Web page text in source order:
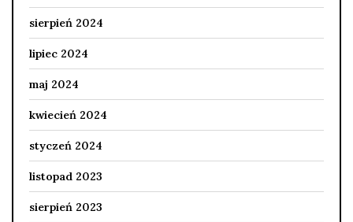
sierpień 2024
lipiec 2024
maj 2024
kwiecień 2024
styczeń 2024
listopad 2023
sierpień 2023